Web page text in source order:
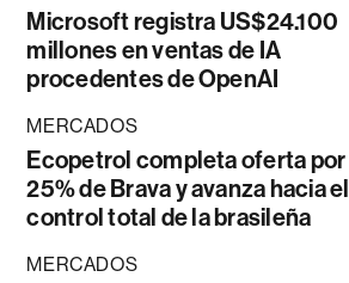
Microsoft registra US$24.100
millones en ventas de IA
procedentes de OpenAI
MERCADOS
Ecopetrol completa oferta por
25% de Brava y avanza hacia el
control total de la brasileña
MERCADOS